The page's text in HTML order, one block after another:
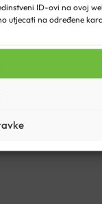
ID-ovi na ovoj
utjecati na određene